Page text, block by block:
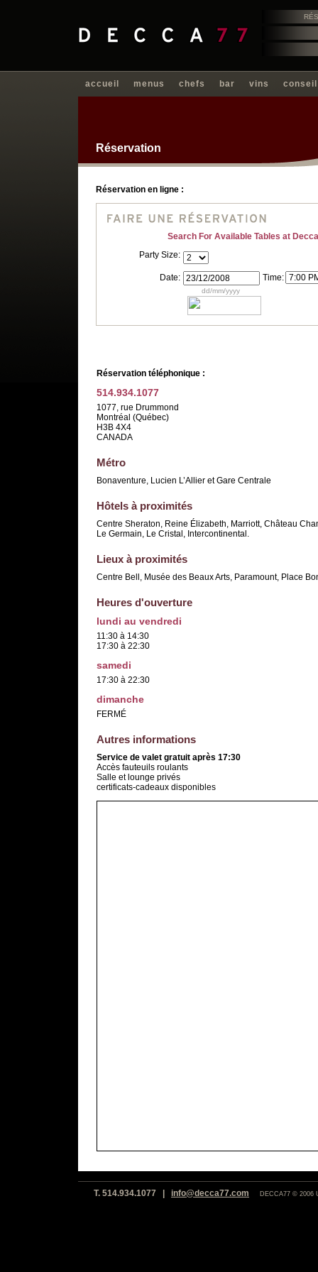
accueil menus chefs bar vins
Réservation
Réservation en ligne :
Search For Available Tables at
Party Size:
Date:
dd/mm/yyyy
Time:
Réservation téléphonique :
514.934.1077
1077, rue Drummond
Montréal (Québec)
H3B 4X4
CANADA
Métro
Bonaventure, Lucien L’Allier et Gare Centrale
Hôtels à proximités
Centre Sheraton, Reine Élizabeth, Marriott, Château
Le Germain, Le Cristal, Intercontinental.
Lieux à proximités
Centre Bell, Musée des Beaux Arts, Paramount, Place
Heures d'ouverture
lundi au vendredi
11:30 à 14:30
17:30 à 22:30
samedi
17:30 à 22:30
dimanche
FERMÉ
Autres informations
Service de valet gratuit après 17:30
Accès fauteuils roulants
Salle et lounge privés
certificats-cadeaux disponibles
T. 514.934.1077 | info@decca77.com DECCA77 © 2006